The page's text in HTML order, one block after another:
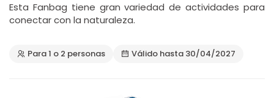
Esta Fanbag tiene gran variedad de actividades para
conectar con la naturaleza.
Para 1 o 2 personas Válido hasta 30/04/2027